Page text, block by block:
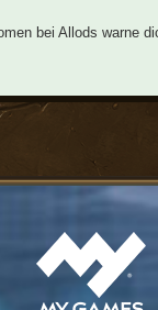
bei Allods warne